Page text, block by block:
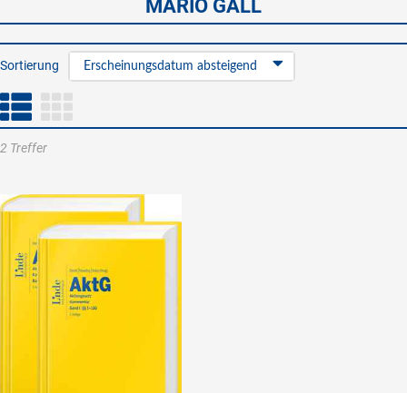
MARIO GALL
Sortierung Erscheinungsdatum absteigend
2 Treffer